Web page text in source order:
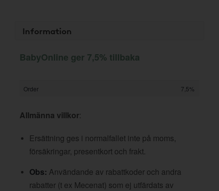
Information
BabyOnline ger 7,5% tillbaka
Order 7,5%
Allmänna villkor:
Ersättning ges i normalfallet inte på moms,
försäkringar, presentkort och frakt.
Obs: Användande av rabattkoder och andra
rabatter (t ex Mecenat) som ej utfärdats av